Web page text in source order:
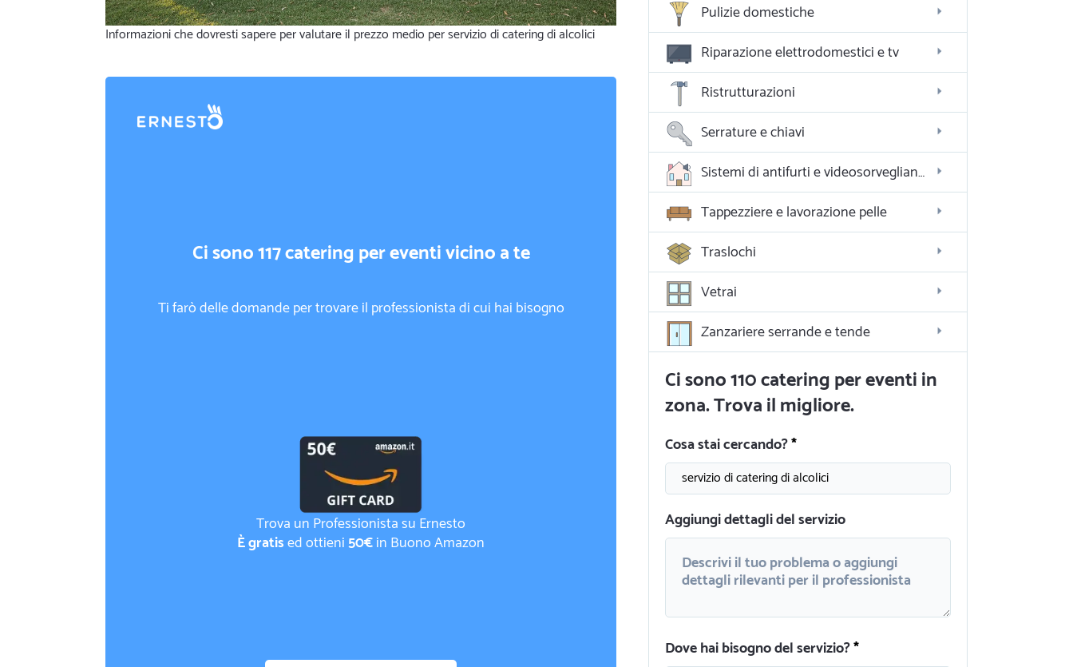
Informazioni che dovresti sapere per valutare il prezzo medio per servizio di catering di alcolici
Ci sono 117 catering per eventi vicino a te
Ti farò delle domande per trovare il professionista di cui hai bisogno
Trova un Professionista su Ernesto
È gratised ottieni50€in Buono Amazon
Pulizie domestiche
Riparazione elettrodomestici e tv
Ristrutturazioni
Serrature e chiavi
Sistemi di antifurti e videosorveglianza
Tappezziere e lavorazione pelle
Traslochi
Vetrai
Zanzariere serrande e tende
Ci sono 110 catering per eventi in
zona. Trova il migliore.
Cosa stai cercando?
Aggiungi dettagli del servizio
Dove hai bisogno del servizio?